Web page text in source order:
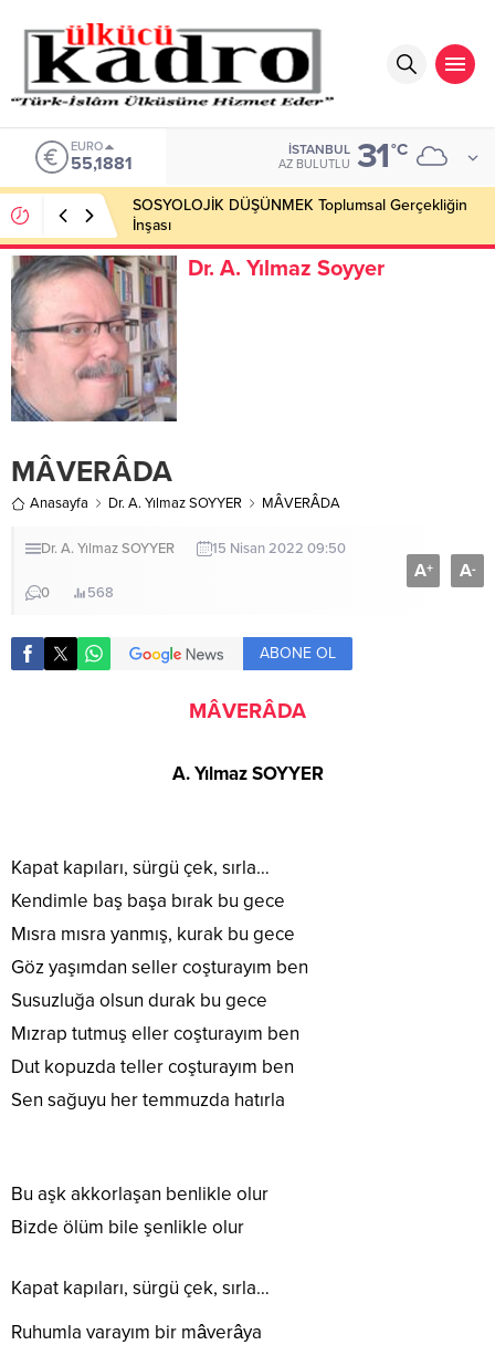
EURO
55,1881
İSTANBUL
AZ BULUTLU 31°C
SOSYOLOJİK DÜŞÜNMEK Toplumsal Gerçekliğin
İnşası
Dr. A. Yılmaz Soyyer
MÂVERÂDA
Anasayfa Dr. A. Yılmaz SOYYER MÂVERÂDA
Dr. A. Yılmaz SOYYER 15 Nisan 2022 09:50
0 568
A+ A-
ABONE OL
MÂVERÂDA
A. Yılmaz SOYYER
Kapat kapıları, sürgü çek, sırla…
Kendimle baş başa bırak bu gece
Mısra mısra yanmış, kurak bu gece
Göz yaşımdan seller coşturayım ben
Susuzluğa olsun durak bu gece
Mızrap tutmuş eller coşturayım ben
Dut kopuzda teller coşturayım ben
Sen sağuyu her temmuzda hatırla
Bu aşk akkorlaşan benlikle olur
Bizde ölüm bile şenlikle olur
Kapat kapıları, sürgü çek, sırla…
Ruhumla varayım bir mâverâya